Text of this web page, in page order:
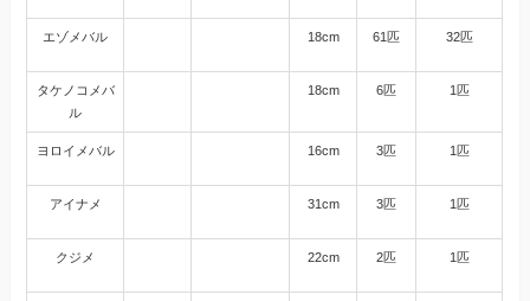
エゾメバル 18cm 61匹 32匹
タケノコメバ
ル
18cm 6匹 1匹
ヨロイメバル 16cm 3匹 1匹
アイナメ 31cm 3匹 1匹
クジメ 22cm 2匹 1匹